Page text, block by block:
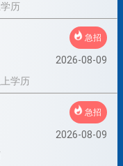
历
急招
2026-08-09
学历
急招
2026-08-09